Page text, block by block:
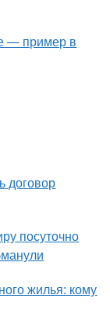
— пример в
договор
посуточно
жилья: кому